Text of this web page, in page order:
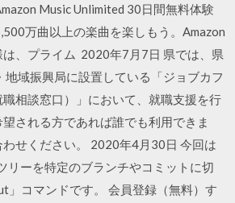
Music Unlimited 30日間無料体験
万曲以上の楽曲を楽しもう。Amazon
、プライム 2020年7月7日 県では、県
域振興局に設置している「ジョブカフ
相談窓口）」において、就職支援を行
される方であれば誰でも利用できま
せください。 2020年4月30日 今回は
リーを特定のブランチやコミットに切
」コマンドです。 会員登録（無料）す